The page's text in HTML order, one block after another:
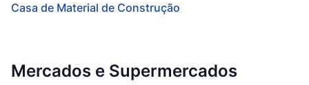
Casa de Material de Construção
Mercados e Supermercados